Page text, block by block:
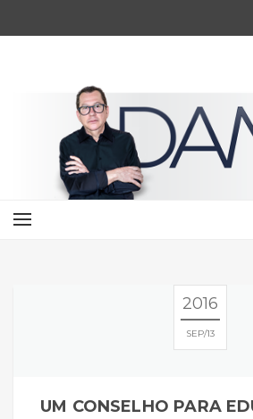
2016
SEP 13
UM CONSELHO PARA